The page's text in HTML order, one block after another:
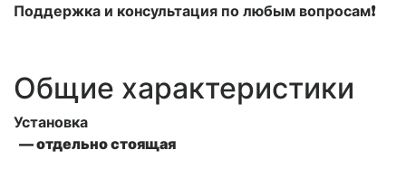
Поддержка и консультация по любым вопросам❗
Общие характеристики
Установка
— отдельно стоящая